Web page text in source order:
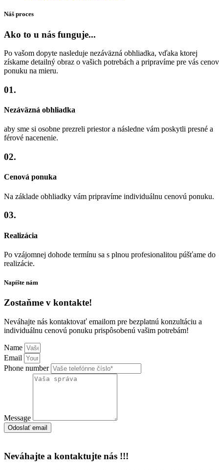
Náš proces
Ako to u nás funguje...
Po vašom dopyte nasleduje nezáväzná obhliadka, vďaka ktorej
získame detailný obraz o vašich potrebách a pripravíme pre vás
ponuku na mieru.
01.
Nezáväzná obhliadka
aby sme si osobne prezreli priestor a následne vám poskytli presné a
férové nacenenie.
02.
Cenová ponuka
Na základe obhliadky vám pripravíme individuálnu cenovú ponuku.
03.
Realizácia
Po vzájomnej dohode termínu sa s plnou profesionalitou púšťame do
realizácie.
Napíšte nám
Zostaňme v kontakte!
Neváhajte nás kontaktovať emailom pre bezplatnú konzultáciu a
individuálnu cenovú ponuku prispôsobenú vašim potrebám!
Name
Email
Phone number
Message
Odoslať email
Neváhajte a kontaktujte nás !!!